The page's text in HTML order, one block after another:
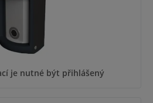
je nutné být přihlášený